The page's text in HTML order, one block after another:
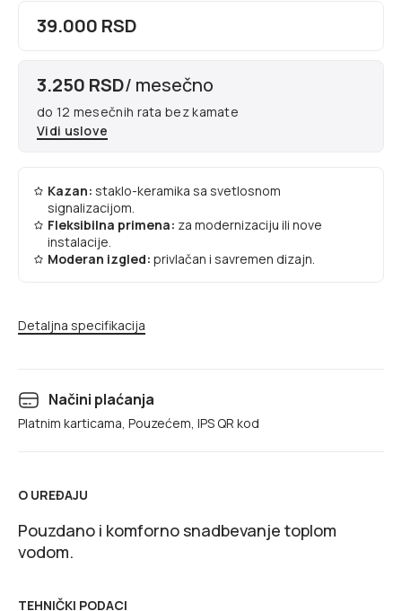
39.000 RSD
3.250 RSD/ mesečno
do 12 mesečnih rata bez kamate
Vidi uslove
Kazan: staklo-keramika sa svetlosnom
signalizacijom.
Fleksibilna primena: za modernizaciju ili nove
instalacije.
Moderan izgled: privlačan i savremen dizajn.
Detaljna specifikacija
Načini plaćanja
Platnim karticama, Pouzećem, IPS QR kod
O UREĐAJU
Pouzdano i komforno snadbevanje toplom
vodom.
TEHNIČKI PODACI